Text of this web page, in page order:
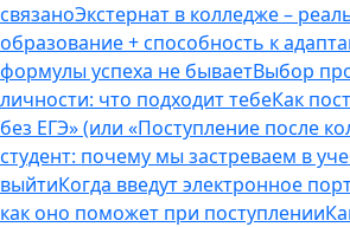
связаноЭкстернат в колледже –
образование + способность к
формулы успеха не бываетВыбор
личности: что подходит тебеКак
без ЕГЭ» (или «Поступление после
студент: почему мы застреваем в
выйтиКогда введут электронное
как оно поможет при поступлении